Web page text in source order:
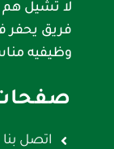
لا تشيل هم
فريق يحفر
وظيفيه
اتصل بنا